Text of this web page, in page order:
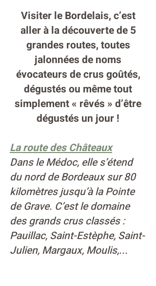
Visiter le Bordelais, c’est
aller à la découverte de 5
grandes routes, toutes
jalonnées de noms
évocateurs de crus goûtés,
dégustés ou même tout
simplement « rêvés » d’être
dégustés un jour !
La route des Châteaux
Dans le Médoc, elle s’étend
du nord de Bordeaux sur 80
kilomètres jusqu’à la Pointe
de Grave. C’est le domaine
des grands crus classés :
Pauillac, Saint-Estèphe, Saint-
Julien, Margaux, Moulis,...